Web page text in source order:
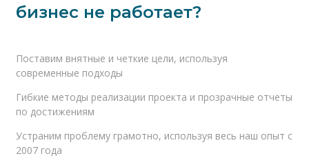
бизнес не работает?
Поставим внятные и четкие цели, используя
современные подходы
Гибкие методы реализации проекта и прозрачные отчеты
по достижениям
Устраним проблему грамотно, используя весь наш опыт с
2007 года